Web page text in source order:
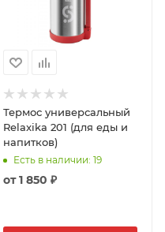
Термос универсальный
Relaxika 201 (для еды и
напитков)
Есть в наличии: 19
от1 850 ₽